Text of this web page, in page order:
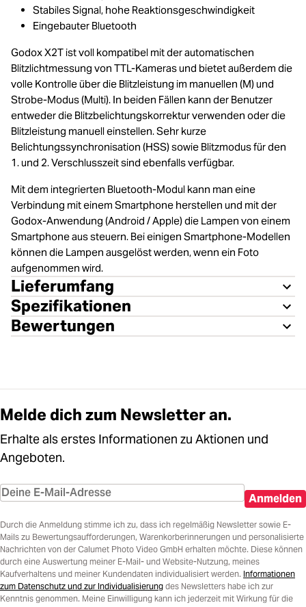
Stabiles Signal, hohe Reaktionsgeschwindigkeit
Eingebauter Bluetooth
Godox X2T ist voll kompatibel mit der automatischen
Blitzlichtmessung von TTL-Kameras und bietet außerdem die
volle Kontrolle über die Blitzleistung im manuellen (M) und
Strobe-Modus (Multi). In beiden Fällen kann der Benutzer
entweder die Blitzbelichtungskorrektur verwenden oder die
Blitzleistung manuell einstellen. Sehr kurze
Belichtungssynchronisation (HSS) sowie Blitzmodus für den
1. und 2. Verschlusszeit sind ebenfalls verfügbar.
Mit dem integrierten Bluetooth-Modul kann man eine
Verbindung mit einem Smartphone herstellen und mit der
Godox-Anwendung (Android / Apple) die Lampen von einem
Smartphone aus steuern. Bei einigen Smartphone-Modellen
können die Lampen ausgelöst werden, wenn ein Foto
aufgenommen wird.
Lieferumfang
Spezifikationen
Bewertungen
Melde dich zum Newsletter an.
Erhalte als erstes Informationen zu Aktionen und
Angeboten.
Anmelden
Durch die Anmeldung stimme ich zu, dass ich regelmäßig Newsletter sowie E-
Mails zu Bewertungsaufforderungen, Warenkorberinnerungen und personalisierte
Nachrichten von der Calumet Photo Video GmbH erhalten möchte. Diese können
durch eine Auswertung meiner E-Mail- und Website-Nutzung, meines
Kaufverhaltens und meiner Kundendaten individualisiert werden. Informationen
zum Datenschutz und zur Individualisierung des Newsletters habe ich zur
Kenntnis genommen. Meine Einwilligung kann ich jederzeit mit Wirkung für die